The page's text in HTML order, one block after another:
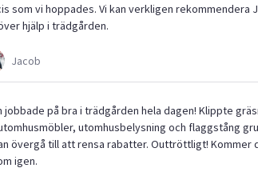
som vi hoppades. Vi kan verkligen rekommendera
hjälp i trädgården.
Jacob
jobbade på bra i trädgården hela dagen! Klippte
utomhusbelysning och flaggstång
övergå till att rensa rabatter. Outtröttligt! Kommer
igen.